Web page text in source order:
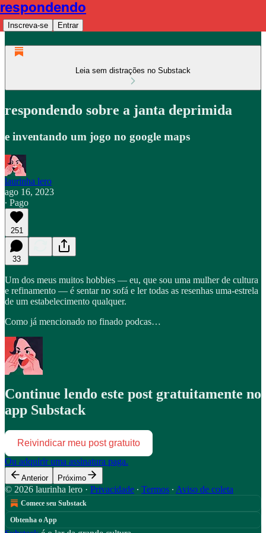
respondendo
Inscreva-se Entrar
Leia sem distrações no Substack
respondendo sobre a janta deprimida
e inventando um jogo no google maps
laurinha lero
ago 16, 2023
∙ Pago
251
33
Um dos meus muitos hobbies — eu, que sou uma mulher de cultura
e refinamento — é sentar no sofá e ler todas as resenhas uma-estrela
de um estabelecimento qualquer.
Como já mencionado no finado podcas…
Continue lendo este post gratuitamente no
app Substack
Reivindicar meu post gratuito
Ou adquirir uma assinatura paga.
Anterior Próximo
© 2026 laurinha lero · Privacidade ∙ Termos ∙ Aviso de coleta
Comece seu Substack
Obtenha o App